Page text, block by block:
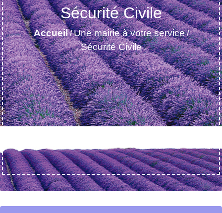
Sécurité Civile
Accueil/Une mairie à votre service/
Sécurité Civile